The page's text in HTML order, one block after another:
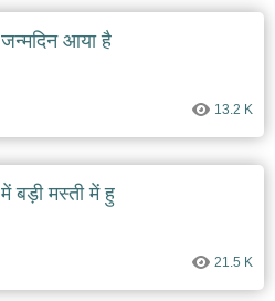
जन्मदिन आया है
13.2 K
में बड़ी मस्ती में हु
21.5 K